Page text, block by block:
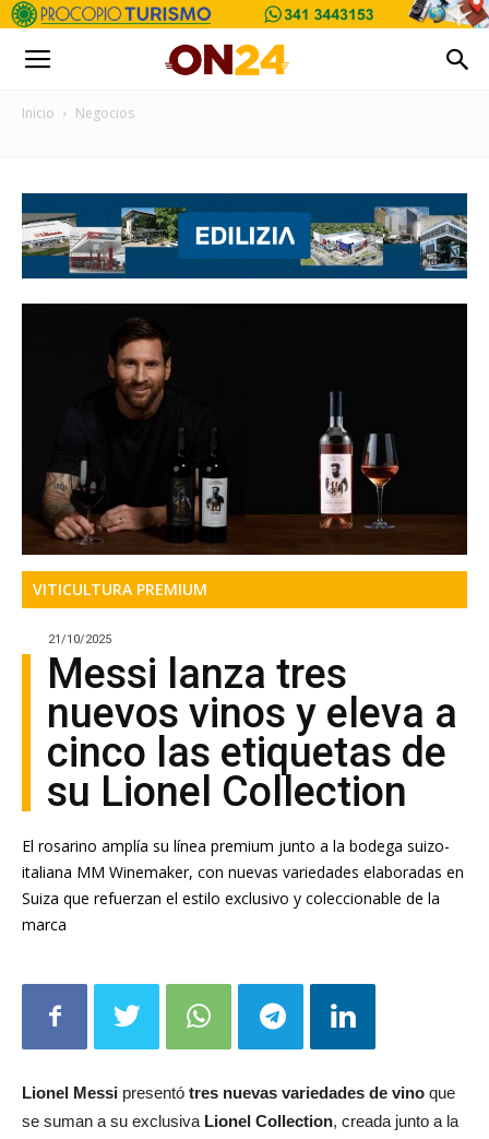
Inicio Negocios
VITICULTURA PREMIUM
21/10/2025
Messi lanza tres
nuevos vinos y eleva a
cinco las etiquetas de
su Lionel Collection
El rosarino amplía su línea premium junto a la bodega suizo-
italiana MM Winemaker, con nuevas variedades elaboradas en
Suiza que refuerzan el estilo exclusivo y coleccionable de la
marca
Lionel Messi presentó tres nuevas variedades de vino que
se suman a su exclusiva Lionel Collection, creada junto a la